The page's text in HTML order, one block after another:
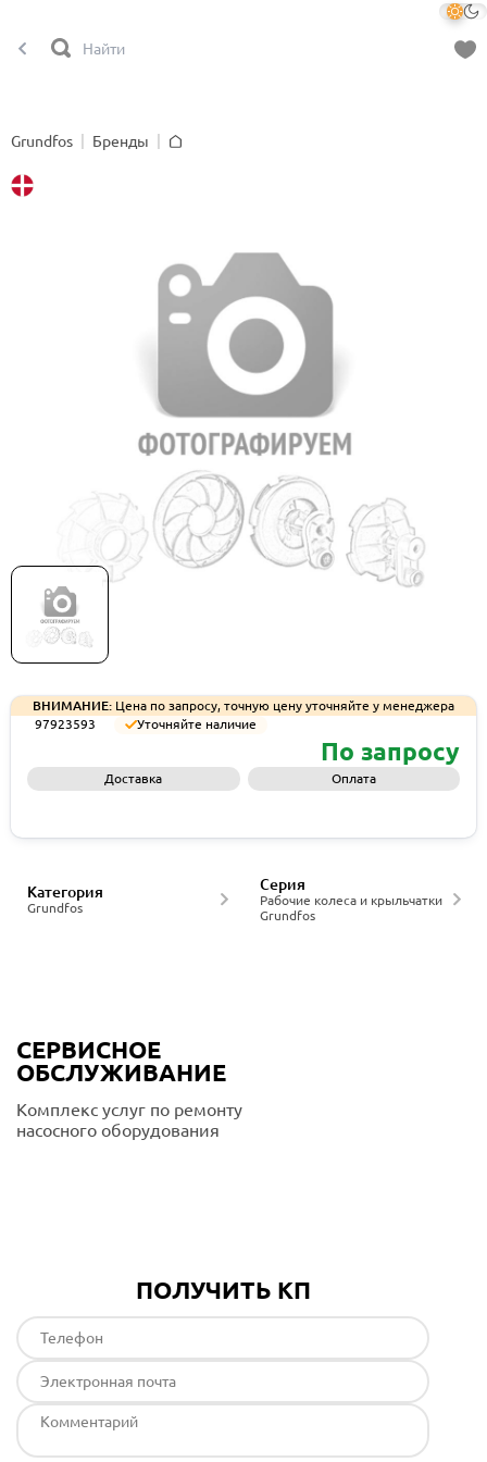
Grundfos
Бренды
Рабочее колесо Grundfos
Spare,Impeller,KP,40121,full size, артикул
ВНИМАНИЕ: Цена по запросу, точную цену уточняйте у менеджера
97923593
Уточняйте наличие
По запросу
Доставка Оплата
Grundfos
Категория
Рабочие колеса и крыльчатки
Grundfos
Серия
СЕРВИСНОЕ
ОБСЛУЖИВАНИЕ
Комплекс услуг по ремонту
насосного оборудования
ПОЛУЧИТЬ КП